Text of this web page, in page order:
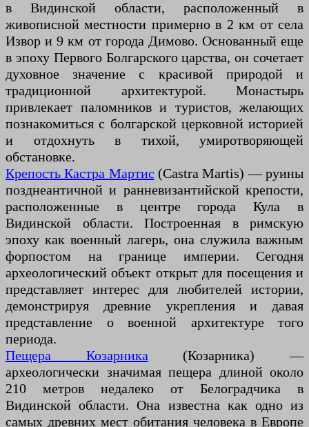
в Видинской области, расположенный в
живописной местности примерно в 2 км от села
Извор и 9 км от города Димово. Основанный еще
в эпоху Первого Болгарского царства, он сочетает
духовное значение с красивой природой и
традиционной архитектурой. Монастырь
привлекает паломников и туристов, желающих
познакомиться с болгарской церковной историей
и отдохнуть в тихой, умиротворяющей
обстановке.
Крепость Кастра Мартис (Castra Martis) — руины
позднеантичной и ранневизантийской крепости,
расположенные в центре города Кула в
Видинской области. Построенная в римскую
эпоху как военный лагерь, она служила важным
форпостом на границе империи. Сегодня
археологический объект открыт для посещения и
представляет интерес для любителей истории,
демонстрируя древние укрепления и давая
представление о военной архитектуре того
периода.
Пещера Козарника (Козарника) —
археологически значимая пещера длиной около
210 метров недалеко от Белоградчика в
Видинской области. Она известна как одно из
самых древних мест обитания человека в Европе